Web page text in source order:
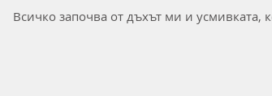
Всичко започва от дъхът ми и усмивката,